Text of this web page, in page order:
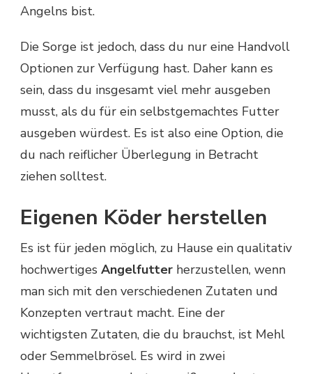
Angelns bist.
Die Sorge ist jedoch, dass du nur eine Handvoll
Optionen zur Verfügung hast. Daher kann es
sein, dass du insgesamt viel mehr ausgeben
musst, als du für ein selbstgemachtes Futter
ausgeben würdest. Es ist also eine Option, die
du nach reiflicher Überlegung in Betracht
ziehen solltest.
Eigenen Köder herstellen
Es ist für jeden möglich, zu Hause ein qualitativ
hochwertiges Angelfutter herzustellen, wenn
man sich mit den verschiedenen Zutaten und
Konzepten vertraut macht. Eine der
wichtigsten Zutaten, die du brauchst, ist Mehl
oder Semmelbrösel. Es wird in zwei